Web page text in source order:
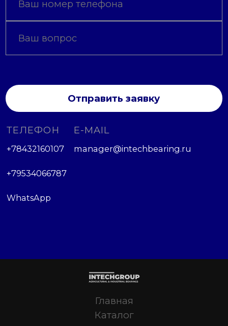
Отправить заявку
ТЕЛЕФОН
+78432160107
+79534066787
WhatsApp
E-MAIL
manager@intechbearing.ru
Главная
Каталог